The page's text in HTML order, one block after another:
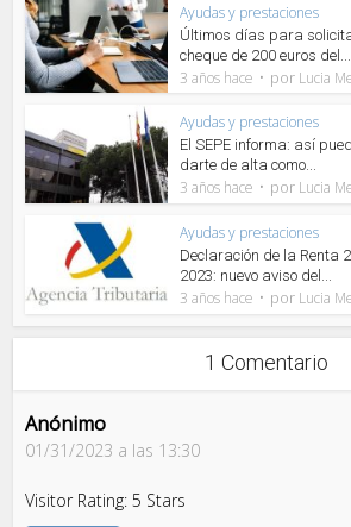
Ayudas y prestaciones
Últimos días para
cheque de 200 euros del...
3 años hace por Lucia
Ayudas y prestaciones
El SEPE informa: así
darte de alta como...
3 años hace por Lucia
Ayudas y prestaciones
Declaración de la Renta
2023: nuevo aviso del...
3 años hace por Lucia
1 Comentario
Anónimo
01/31/2023 a las 13:30
Visitor Rating: 5 Stars